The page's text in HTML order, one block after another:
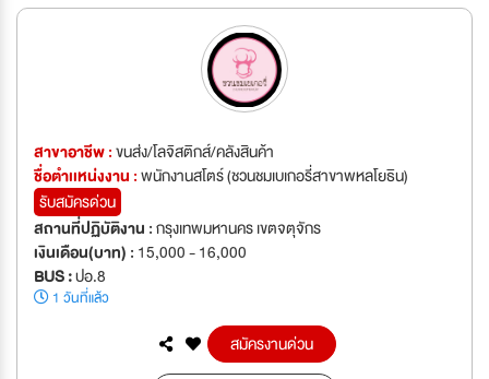
สาขาอาชีพ :ขนส่ง/โลจิสติกส์/คลังสินค้า
ชื่อตำเเหน่งงาน :พนักงานสโตร์ (ชวนชมเบเกอรี่สาขาพหลโยธิน)
รับสมัครด่วน
สถานที่ปฏิบัติงาน :กรุงเทพมหานคร เขตจตุจักร
เงินเดือน(บาท) : 15,000 - 16,000
BUS :ปอ.8
1 วันที่แล้ว
สมัครงานด่วน